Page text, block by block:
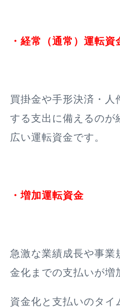
・経常（通常）運転資
買掛金や手形決済・
する支出に備えるのが
広い運転資金です。
・増加運転資金
急激な業績成長や事
金化までの支払いが増
資金化と支払いのタ